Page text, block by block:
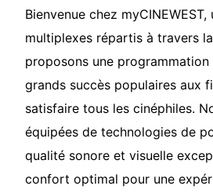
Bienvenue chez myCINEWEST,
multiplexes répartis à travers
proposons une
grands succès populaires aux
satisfaire tous les cinéphiles.
équipées de technologies de
qualité sonore et visuelle
confort optimal pour une